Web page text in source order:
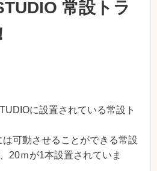
常設トラ
に設置されている常設ト
可動させることができる常設
20ｍが1本設置されていま